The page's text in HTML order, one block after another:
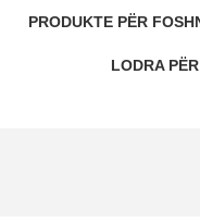
PRODUKTE PËR
LODRA